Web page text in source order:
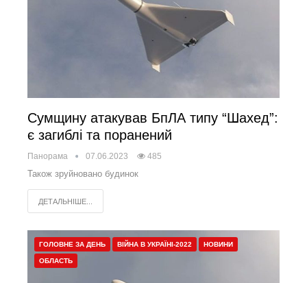
Сумщину атакував БпЛА типу “Шахед”:
є загиблі та поранений
Панорама 07.06.2023 485
Також зруйновано будинок
ДЕТАЛЬНІШЕ...
ГОЛОВНЕ ЗА ДЕНЬ ВІЙНА В УКРАЇНІ-2022 НОВИНИ
ОБЛАСТЬ